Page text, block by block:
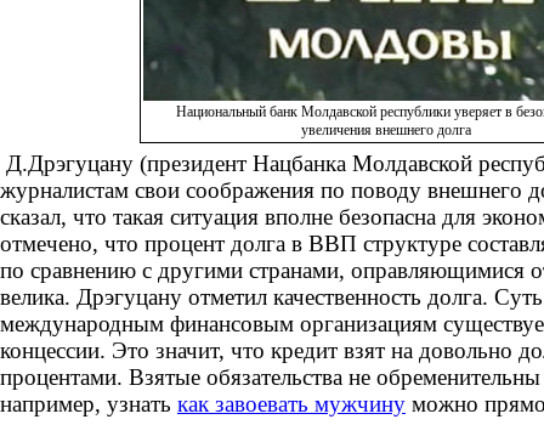
Национальный банк Молдавской республики уверяет в
увеличения внешнего долга
Д.Дрэгуцану (президент Нацбанка Молдавской
журналистам свои соображения по поводу внешнего
сказал, что такая ситуация вполне безопасна для
отмечено, что процент долга в ВВП структуре
по сравнению с другими странами, оправляющимися
велика. Дрэгуцану отметил качественность долга.
международным финансовым организациям
концессии. Это значит, что кредит взят на довольно
процентами. Взятые обязательства не
например, узнать как завоевать мужчину можно прямо